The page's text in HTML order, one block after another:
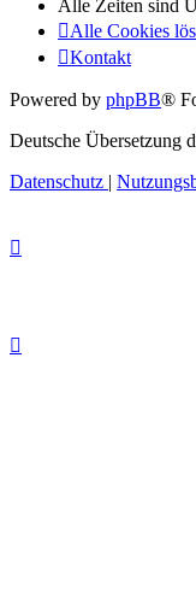
Alle Zeiten sind
Alle Cookies
Kontakt
Powered by phpBB®
Deutsche Übersetzung
Datenschutz |